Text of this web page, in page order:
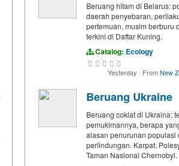
Beruang hitam di Belarus:
daerah penyebaran,
pertemuan, musim berburu
terkini di Daftar Kuning.
Catalog: Ecology
Yesterday · FromNew
Beruang Ukraine
Beruang coklat di Ukraina:
pemukimannya, berapa
alasan penurunan populasi
perlindungan. Karpat,
Taman Nasional Chernobyl.